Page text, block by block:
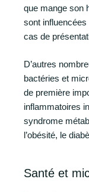
que mange son
sont
cas de
D’autres
bactéries et
de première
inflammatoires
syndrome
l’obésité, le
Santé et